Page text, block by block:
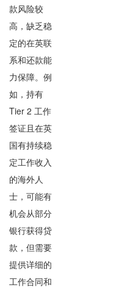
款风险较
高，缺乏稳
定的在英联
系和还款能
力保障。例
如，持有
Tier 2 工作
签证且在英
国有持续稳
定工作收入
的海外人
士，可能有
机会从部分
银行获得贷
款，但需要
提供详细的
工作合同和